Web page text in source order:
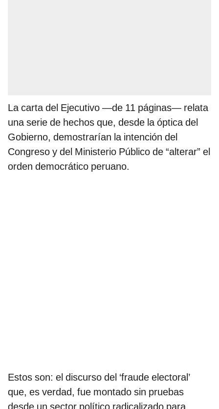
La carta del Ejecutivo —de 11 páginas— relata
una serie de hechos que, desde la óptica del
Gobierno, demostrarían la intención del
Congreso y del Ministerio Público de “alterar” el
orden democrático peruano.
Estos son: el discurso del ‘fraude electoral’
que, es verdad, fue montado sin pruebas
desde un sector político radicalizado para